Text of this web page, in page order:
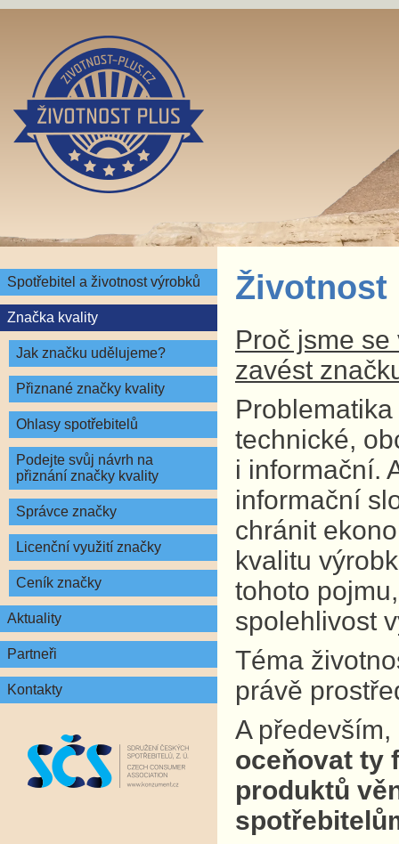
Spotřebitel a životnost výrobků
Značka kvality
Jak značku udělujeme?
Přiznané značky kvality
Ohlasy spotřebitelů
Podejte svůj návrh na
přiznání značky kvality
Správce značky
Licenční využití značky
Ceník značky
Aktuality
Partneři
Kontakty
Životnost
Proč jsme
zavést
technické,
i informační.
informační
chránit
kvalitu
tohoto
spolehlivost
Téma
právě
A především,
oceňovat ty
produktů